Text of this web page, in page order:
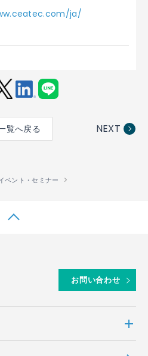
ja/
edin
覧へ戻る NEXT
ベント・セミナー
お問い合わせ